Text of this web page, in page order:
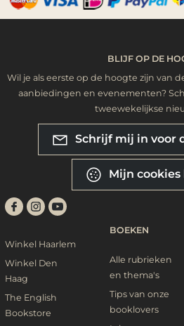
BLIJF OP DE
Wil je als eerste op de hoogte zijn van
aanbiedingen en evenementen?
tweewekelijkse
Schrijf mij in voor
Mijn cookies
Winkel Haarlem
Winkel Den
Haag
The English
Bookstore
BOEKEN
Alle rubrieken
en thema's
Tips van onze
booklovers